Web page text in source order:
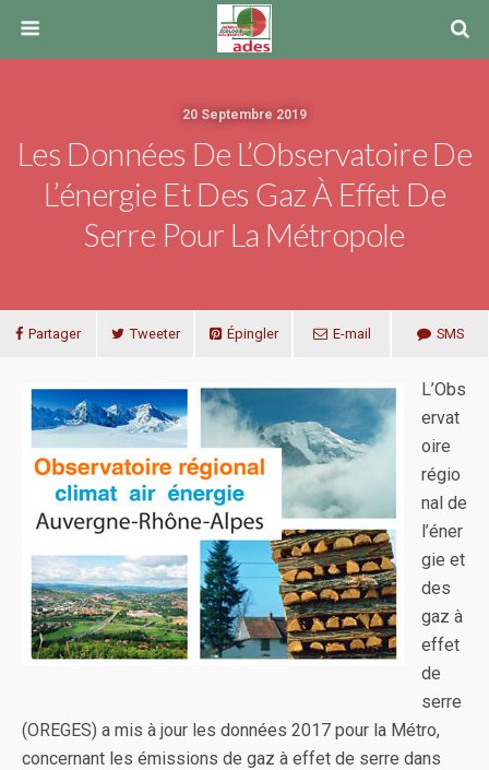
20 Septembre 2019
Les Données De L’Observatoire De
L’énergie Et Des Gaz À Effet De
Serre Pour La Métropole
Partager Tweeter Épingler E-mail SMS
L’Obs
ervat
oire
régio
nal de
l’éner
gie et
des
gaz à
effet
de
serre
(OREGES) a mis à jour les données 2017 pour la Métro,
concernant les émissions de gaz à effet de serre dans